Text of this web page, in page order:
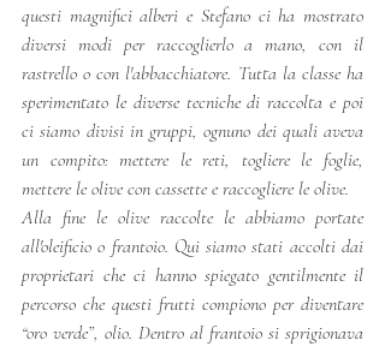
questi magnifici alberi e Stefano ci ha mostrato
diversi modi per raccoglierlo a mano, con il
rastrello o con l'abbacchiatore. Tutta la classe ha
sperimentato le diverse tecniche di raccolta e poi
ci siamo divisi in gruppi, ognuno dei quali aveva
un compito: mettere le reti, togliere le foglie,
mettere le olive con cassette e raccogliere le olive.
Alla fine le olive raccolte le abbiamo portate
all'oleificio o frantoio. Qui siamo stati accolti dai
proprietari che ci hanno spiegato gentilmente il
percorso che questi frutti compiono per diventare
“oro verde”, olio. Dentro al frantoio si sprigionava